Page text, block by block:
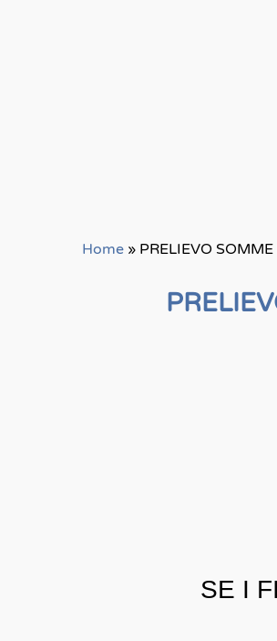
Home » PRELIEVO
SE I